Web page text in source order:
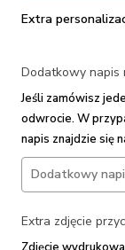
Extra
Dodatkowy napis
Jeśli zamówisz
odwrocie. W
napis znajdzie się
Extra zdjęcie